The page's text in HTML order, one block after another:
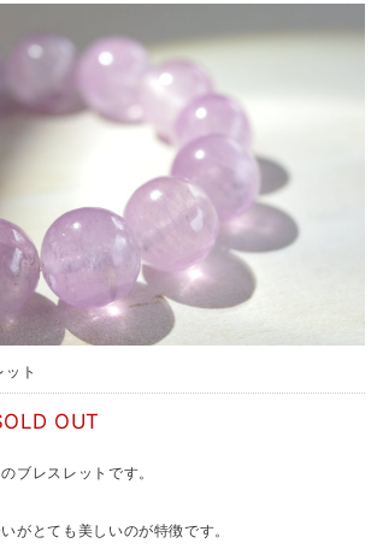
ト
OUT
ブレスレットです。
がとても美しいのが特徴です。